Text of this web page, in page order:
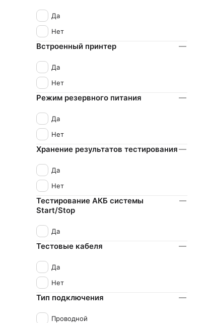
Да
Нет
Встроенный принтер
Да
Нет
Режим резервного питания
Да
Нет
Хранение результатов тестирования
Да
Нет
Тестирование АКБ системы
Start/Stop
Да
Тестовые кабеля
Да
Нет
Тип подключения
Проводной